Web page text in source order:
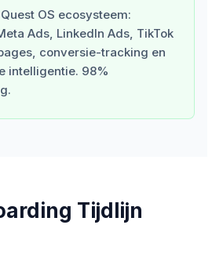
OS ecosysteem:
Ads, LinkedIn Ads, TikTok
conversie-tracking en
intelligentie. 98%
Tijdlijn